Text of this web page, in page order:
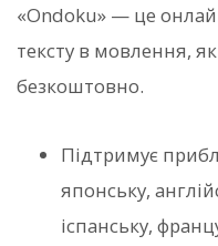
«Ondoku» — це
тексту в мовлення,
безкоштовно.
Підтримує
японську,
іспанську,